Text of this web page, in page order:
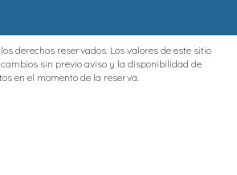
derechos reservados. Los valores de este sitio
sin previo aviso y la disponibilidad de
en el momento de la reserva.